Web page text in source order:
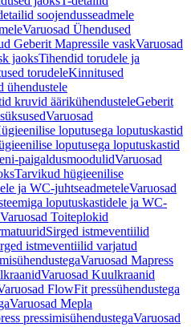
soojendusseadmele
Varuosad Ühendused
Geberit Mapressile vaskVaruosad
jaoksTihendid torudele ja
torudeleKinnitused
ühendustele
kruvid äärikühendusteleGeberit
Varuosad
loputusega loputuskastid
loputusega loputuskastid
paigaldusmoodulidVaruosad
Tarvikud hügieenilise
ja WC-juhtseadmeteleVaruosad
loputuskastidele ja WC-
Varuosad Toiteplokid
Sirged istmeventiilid
istmeventiilid varjatud
Varuosad Mapress
Varuosad Kuulkraanid
FlowFit pressühendustega
Varuosad Mepla
pressimisühendustegaVaruosad